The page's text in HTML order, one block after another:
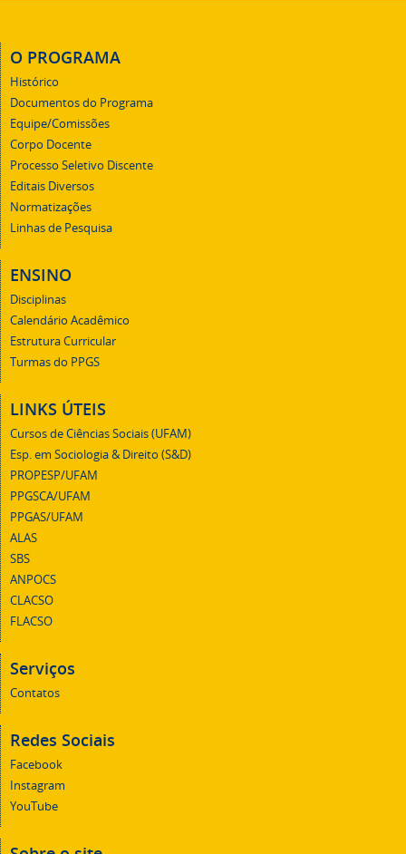
O PROGRAMA
Histórico
Documentos do Programa
Equipe/Comissões
Corpo Docente
Processo Seletivo Discente
Editais Diversos
Normatizações
Linhas de Pesquisa
ENSINO
Disciplinas
Calendário Acadêmico
Estrutura Curricular
Turmas do PPGS
LINKS ÚTEIS
Cursos de Ciências Sociais (UFAM)
Esp. em Sociologia & Direito (S&D)
PROPESP/UFAM
PPGSCA/UFAM
PPGAS/UFAM
ALAS
SBS
ANPOCS
CLACSO
FLACSO
Serviços
Contatos
Redes Sociais
Facebook
Instagram
YouTube